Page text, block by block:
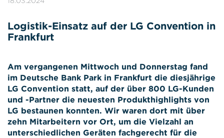
Logistik-Einsatz auf der LG Convention in
Frankfurt
Am vergangenen Mittwoch und Donnerstag fand
im Deutsche Bank Park in Frankfurt die diesjährige
LG Convention statt, auf der über 800 LG-Kunden
und -Partner die neuesten Produkthighlights von
LG bestaunen konnten. Wir waren dort mit über
zehn Mitarbeitern vor Ort, um die Vielzahl an
unterschiedlichen Geräten fachgerecht für die